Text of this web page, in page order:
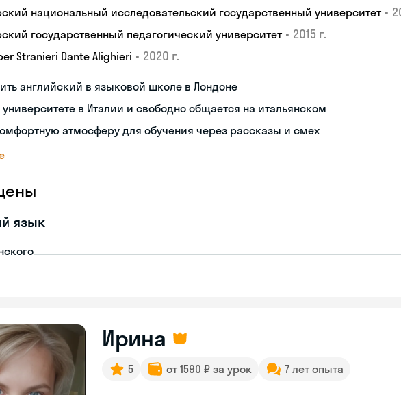
национальный исследовательский государственный университет •
государственный педагогический университет • 2015 г.
Stranieri Dante Alighieri • 2020 г.
английский в языковой школе в Лондоне
университете в Италии и свободно общается на итальянском
атмосферу для обучения через рассказы и смех
язык
Ирина
5 от 1590 ₽ за урок 7 лет опыта